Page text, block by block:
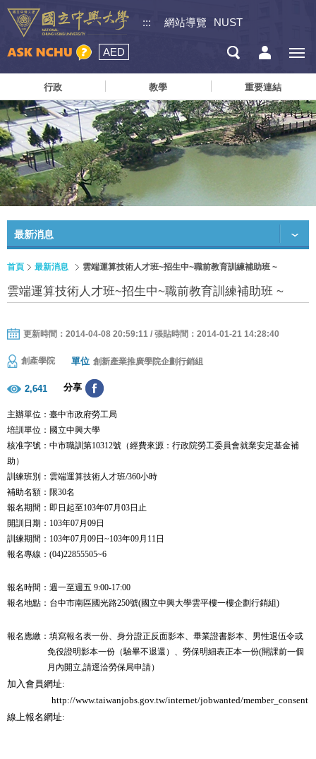
::: 網站導覽 NUST
AED
行政 教學 重要連結
最新消息
首頁 最新消息 雲端運算技術人才班~招生中~職前教育訓練補助班 ~
雲端運算技術人才班~招生中~職前教育訓練補助班 ~
更新時間：2014-04-08 20:59:11 / 張貼時間：2014-01-21 14:28:40
創產學院 單位 創新產業推廣學院企劃行銷組
2,641 分享
主辦單位：臺中市政府勞工局
培訓單位：國立中興大學
核准字號：中市職訓第10312號（經費來源：行政院勞工委員會就業安定基金補
助）
訓練班別：雲端運算技術人才班/360小時
補助名額：限30名
報名期間：即日起至103年07月03日止
開訓日期： 103年07月09日
訓練期間： 103年07月09日~103年09月 11 日
報名專線： (04)22855505~6
報名時間：週一至週五 9:00-17:00
報名地點：台中市南區國光路250號(國立中興大學雲平樓一樓企劃行銷組)
報名應繳：填寫報名表一份、身分證正反面影本、畢業證書影本、男性退伍令或
免役證明影本一份（驗畢不退還）、勞保明細表正本一份(開課前一個
月內開立 請逕洽勞保局申請）
加入會員網址:
http://www.taiwanjobs.gov.tw/internet/jobwanted/
線上報名網址: